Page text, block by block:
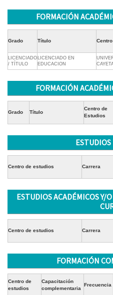
FORMACIÓN
Grado Título
LICENCIADO
/ TÍTULO
LICENCIADO EN
EDUCACION
FORMACIÓN
Grado Título
Centro de
Estudios
Centro de estudios Carrera
ESTUDIOS ACADÉMICOS Y/
Centro de estudios Carrera
FORMACIÓN
Centro de
estudios
Capacitación
complementaria
Frecuencia